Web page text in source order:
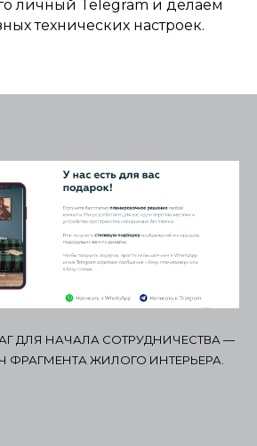
личный Telegram и делаем
технических настроек.
ДЛЯ НАЧАЛА СОТРУДНИЧЕСТВА —
ФРАГМЕНТА ЖИЛОГО ИНТЕРЬЕРА.